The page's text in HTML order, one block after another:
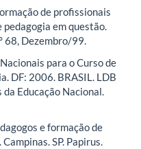
de profissionais
pedagogia em questão.
68, Dezembro/99.
para o Curso de
DF: 2006. BRASIL. LDB
Educação Nacional.
e formação de
SP. Papirus.